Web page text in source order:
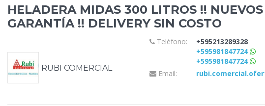
HELADERA MIDAS 300 LITROS !!
GARANTÍA !! DELIVERY SIN COSTO
RUBI COMERCIAL
Teléfono:
+595213289328
+595981847724
+595981847724
Email: